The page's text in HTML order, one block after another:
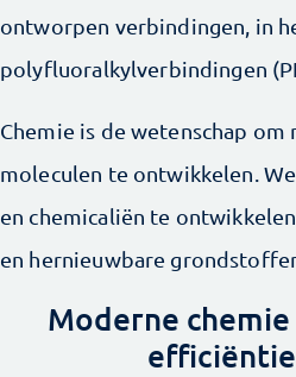
ontworpen verbindingen, in
polyfluoralkylverbindingen
Chemie is de wetenschap
moleculen te ontwikkelen.
en chemicaliën te
en hernieuwbare
Moderne